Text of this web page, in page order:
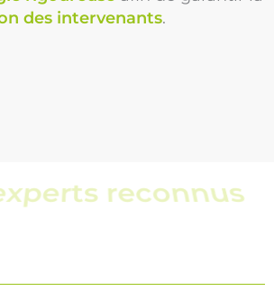
des intervenants.
locale